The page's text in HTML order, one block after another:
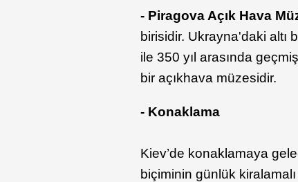
- Piragova Açık Hava
birisidir. Ukrayna'daki altı
ile 350 yıl arasında
bir açıkhava müzesidir.
- Konaklama
Kiev’de konaklamaya
biçiminin günlük